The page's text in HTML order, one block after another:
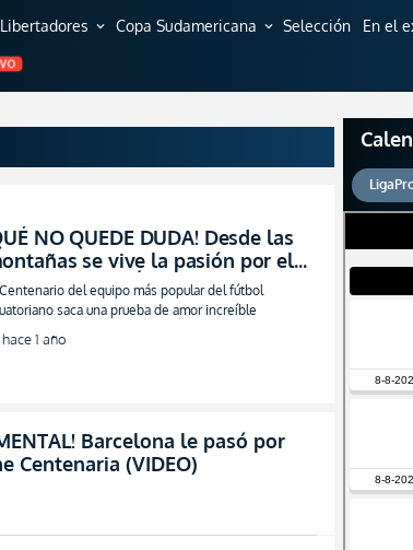
expand_more Copa Sudamericana expand_more Selección En el
NO QUEDE DUDA! Desde las
se vive la pasión por el
y Antonio Álvarez lo celebra a
grande (FOTO)
del equipo más popular del fútbol
saca una prueba de amor increíble
hace 1 año
Barcelona le pasó por
Centenaria (VIDEO)